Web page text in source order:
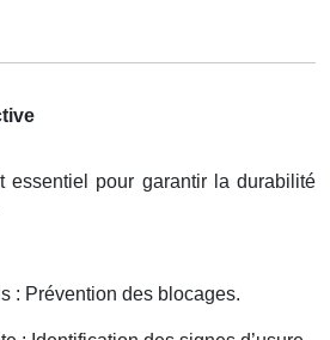
essentiel pour garantir la durabilité
: Prévention des blocages.